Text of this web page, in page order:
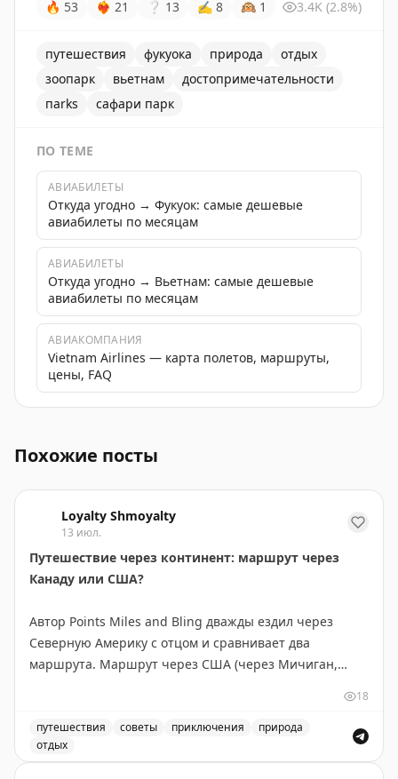
🔥 53 ❤‍🔥 21 ❔ 13 ✍ 8 🙉 1 3.4K (2.8%)
путешествия фукуока природа
отдых
зоопарк
вьетнам
достопримечательности
пarks
сафари парк
ПО ТЕМЕ
АВИАБИЛЕТЫ
Откуда угодно → Фукуок: самые дешевые
авиабилеты по месяцам
АВИАБИЛЕТЫ
Откуда угодно → Вьетнам: самые дешевые
авиабилеты по месяцам
АВИАКОМПАНИЯ
Vietnam Airlines — карта полетов, маршруты,
цены, FAQ
Похожие посты
Loyalty Shmoyalty
13 июл.
Путешествие через континент: маршрут через
Канаду или США?
Автор Points Miles and Bling дважды ездил через
Северную Америку с отцом и сравнивает два
маршрута. Маршрут через США (через Мичиган,
экономнее по топливу — идеален, если спешите. Но
главное открытие — это не пейзажи, а люди и
неожиданные остановки. В маленьком городке
18
путешествия советы приключения
природа
отдых